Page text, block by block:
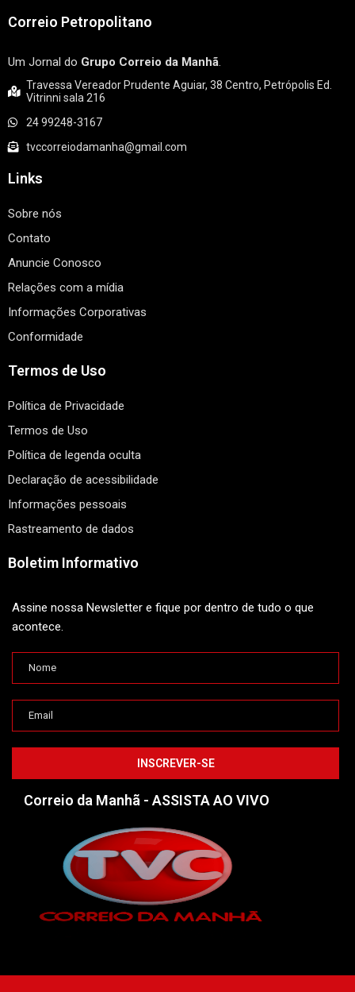
Correio Petropolitano
Um Jornal do Grupo Correio da Manhã.
Travessa Vereador Prudente Aguiar, 38 Centro, Petrópolis Ed.
Vitrinni sala 216
24 99248-3167
tvccorreiodamanha@gmail.com
Links
Sobre nós
Contato
Anuncie Conosco
Relações com a mídia
Informações Corporativas
Conformidade
Termos de Uso
Política de Privacidade
Termos de Uso
Política de legenda oculta
Declaração de acessibilidade
Informações pessoais
Rastreamento de dados
Boletim Informativo
Assine nossa Newsletter e fique por dentro de tudo o que
acontece.
Correio da Manhã - ASSISTA AO VIVO